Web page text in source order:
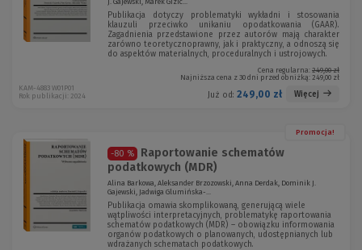
J. Gajewski, Marek Gizic...
Publikacja dotyczy problematyki wykładni i stosowania
klauzuli przeciwko unikaniu opodatkowania (GAAR).
Zagadnienia przedstawione przez autorów mają charakter
zarówno teoretycznoprawny, jak i praktyczny, a odnoszą się
do aspektów materialnych, proceduralnych i ustrojowych.
Cena regularna: 249,00 zł
Najniższa cena z 30 dni przed obniżką: 249,00 zł
Już od: 249,00 zł Więcej
KAM-4883 W01P01
Rok publikacji: 2024
Promocja!
-80 %
Raportowanie schematów
podatkowych (MDR)
Alina Barkowa, Aleksander Brzozowski, Anna Derdak, Dominik J.
Gajewski, Jadwiga Glumińska-...
Publikacja omawia skomplikowaną, generującą wiele
wątpliwości interpretacyjnych, problematykę raportowania
schematów podatkowych (MDR) – obowiązku informowania
organów podatkowych o planowanych, udostępnianych lub
wdrażanych schematach podatkowych.